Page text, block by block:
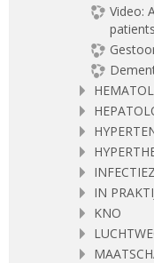
Video:
patients
IN
KNO